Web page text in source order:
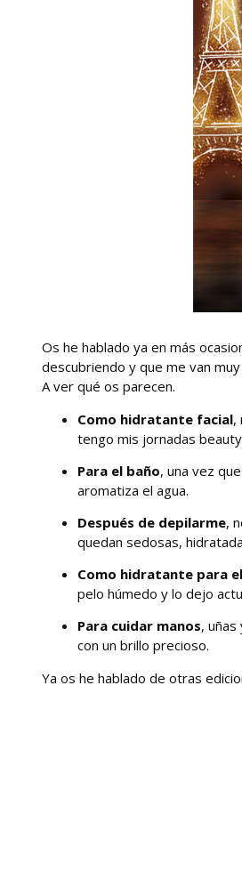
Os he hablado ya en más
descubriendo y que me van muy
A ver qué os parecen.
Como hidratante facial,
tengo mis jornadas
Para el baño, una vez
aromatiza el agua.
Después de depilarme,
quedan sedosas,
Como hidratante para
pelo húmedo y lo dejo
Para cuidar manos,
con un brillo precioso.
Ya os he hablado de otras